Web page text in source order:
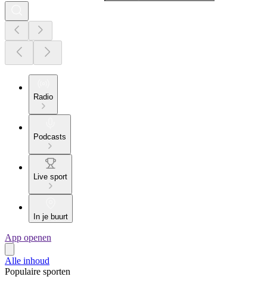
Radio
Podcasts
Live sport
In je buurt
App openen
Alle inhoud
Populaire sporten